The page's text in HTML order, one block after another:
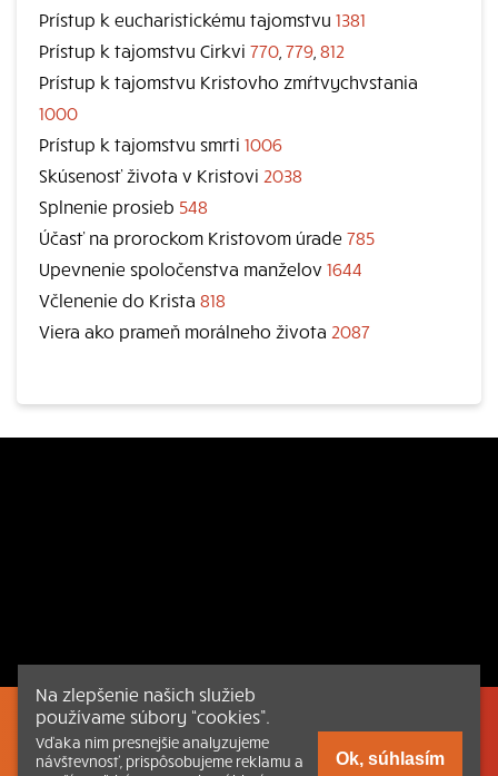
Prístup k eucharistickému tajomstvu 1381
Prístup k tajomstvu Cirkvi 770 779 812
Prístup k tajomstvu Kristovho zmŕtvychvstania
1000
Prístup k tajomstvu smrti 1006
Skúsenosť života v Kristovi 2038
Splnenie prosieb 548
Účasť na prorockom Kristovom úrade 785
Upevnenie spoločenstva manželov 1644
Včlenenie do Krista 818
Viera ako prameň morálneho života 2087
Listovať Obsah Dokumenty a články
Na zlepšenie našich služieb
používame súbory “cookies”.
Vďaka nim presnejšie analyzujeme
návštevnosť, prispôsobujeme reklamu a
Ok, súhlasím